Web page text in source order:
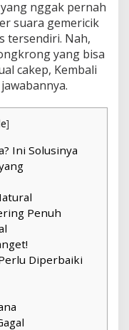
nggak pernah
suara gemericik
tersendiri. Nah,
yang bisa
cakep, Kembali
]
Ini Solusinya
Penuh
Diperbaiki